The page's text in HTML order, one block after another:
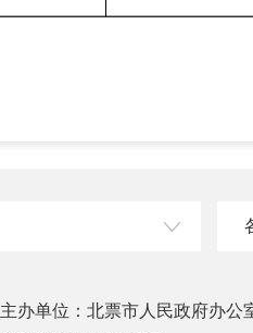
主办单位：北票市人民政府办公